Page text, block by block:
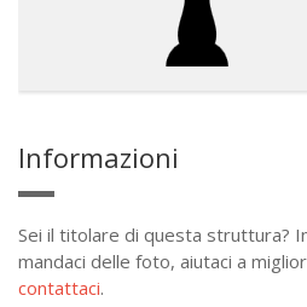
Informazioni
Sei il titolare di questa struttura?
mandaci delle foto, aiutaci a
contattaci.